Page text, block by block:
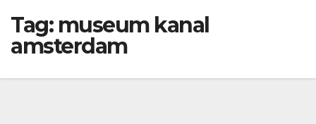
Tag: museum kanal
amsterdam